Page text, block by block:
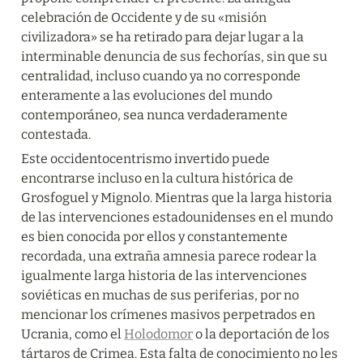
celebración de Occidente y de su «misión
civilizadora» se ha retirado para dejar lugar a la
interminable denuncia de sus fechorías, sin que su
centralidad, incluso cuando ya no corresponde
enteramente a las evoluciones del mundo
contemporáneo, sea nunca verdaderamente
contestada.
Este occidentocentrismo invertido puede
encontrarse incluso en la cultura histórica de
Grosfoguel y Mignolo. Mientras que la larga historia
de las intervenciones estadounidenses en el mundo
es bien conocida por ellos y constantemente
recordada, una extraña amnesia parece rodear la
igualmente larga historia de las intervenciones
soviéticas en muchas de sus periferias, por no
mencionar los crímenes masivos perpetrados en
Ucrania, como el Holodomor o la deportación de los
tártaros de Crimea. Esta falta de conocimiento no les